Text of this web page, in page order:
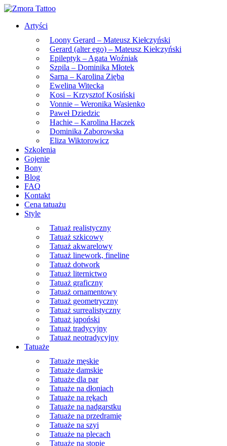
Skip
Artyści
Loony Gerard – Mateusz Kiełczyński
Gerard (alter ego) – Mateusz Kiełczyński
Epileptyk – Agata Woźniak
Szpila – Dominika Młotek
Sarna – Karolina Zięba
Ewelina Witecka
Kosi – Krzysztof Kosiński
Vonnie – Weronika Wasienko
Paweł Dziedzic
Hachie – Karolina Haczek
Dominika Zaborowska
Eliza Wiktorowicz
Szkolenia
Gojenie
Bony
Blog
FAQ
Kontakt
Cena tatuażu
Style
Tatuaż realistyczny
Tatuaż szkicowy
Tatuaż akwarelowy
Tatuaż linework, fineline
Tatuaż dotwork
Tatuaż liternictwo
Tatuaż graficzny
Tatuaż ornamentowy
Tatuaż geometryczny
Tatuaż surrealistyczny
Tatuaż japoński
Tatuaż tradycyjny
Tatuaż neotradycyjny
Tatuaże
Tatuaże męskie
Tatuaże damskie
Tatuaże dla par
Tatuaże na dłoniach
Tatuaże na rękach
Tatuaże na nadgarstku
Tatuaże na przedramię
Tatuaże na szyi
Tatuaże na plecach
Tatuaże na stopie